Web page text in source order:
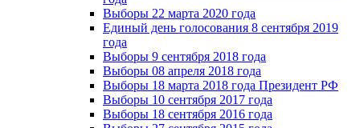
Выборы 22 марта 2020 года
Единый день голосования 8 сентября 2019
года
Выборы 9 сентября 2018 года
Выборы 08 апреля 2018 года
Выборы 18 марта 2018 года Президент РФ
Выборы 10 сентября 2017 года
Выборы 18 сентября 2016 года